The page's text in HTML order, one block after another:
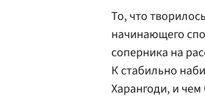
То, что
начинающего
соперника на
К стабильно
Харангоди, и